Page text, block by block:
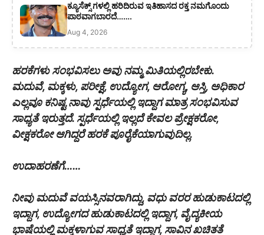
ಕ್ಯೂಸೆಕ್ಸ್ ಗಳಲ್ಲಿ ಹರಿದಿರುವ ಇತಿಹಾಸದ ರಕ್ತ ನಮಗೊಂದು
ಪಾಠವಾಗಬಾರದೆ…….
Aug 4, 2026
ಹರಕೆಗಳು ಸಂಭವಿಸಲು ಅವು ನಮ್ಮ ಮಿತಿಯಲ್ಲಿರಬೇಕು.
ಮದುವೆ, ಮಕ್ಕಳು, ಪರೀಕ್ಷೆ, ಉದ್ಯೋಗ, ಆರೋಗ್ಯ, ಆಸ್ತಿ, ಅಧಿಕಾರ
ಎಲ್ಲವೂ ಕನಿಷ್ಟ ನಾವು ಸ್ಪರ್ಧೆಯಲ್ಲಿ ಇದ್ದಾಗ ಮಾತ್ರ ಸಂಭವಿಸುವ
ಸಾಧ್ಯತೆ ಇರುತ್ತದೆ. ಸ್ಪರ್ಧೆಯಲ್ಲಿ ಇಲ್ಲದೆ ಕೇವಲ ಪ್ರೇಕ್ಷಕರೋ,
ವೀಕ್ಷಕರೋ ಆಗಿದ್ದರೆ ಹರಕೆ ಪೂರೈಕೆಯಾಗುವುದಿಲ್ಲ.
ಉದಾಹರಣೆಗೆ……
ನೀವು ಮದುವೆ ವಯಸ್ಸಿನವರಾಗಿದ್ದು, ವಧು ವರರ ಹುಡುಕಾಟದಲ್ಲಿ
ಇದ್ದಾಗ, ಉದ್ಯೋಗದ ಹುಡುಕಾಟದಲ್ಲಿ ಇದ್ದಾಗ, ವೈದ್ಯಕೀಯ
ಭಾಷೆಯಲ್ಲಿ ಮಕ್ಕಳಾಗುವ ಸಾಧ್ಯತೆ ಇದ್ದಾಗ, ಸಾವಿನ ಖಚಿತತೆ